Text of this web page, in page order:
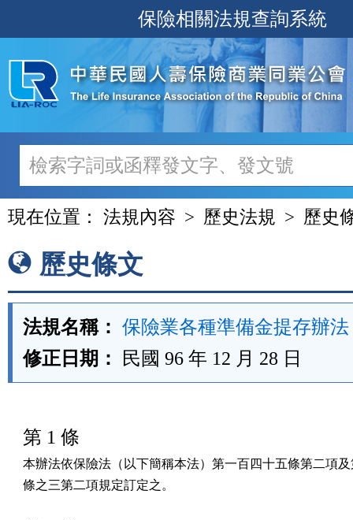
至
主
內
容
保險相關法規查詢系統
現在位置： 法規內容 歷史法規 歷史
歷史條文
法規名稱： 保險業各種準備金提存辦法
修正日期：
民國 96 年 12 月 28 日
第 1 條
本辦法依保險法（以下簡稱本法）第一百四十五條第二項
條之三第二項規定訂定之。